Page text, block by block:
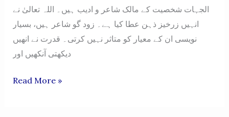
الجہات شخصیت کے مالک شاعر و ادیب ہیں۔ اللہ تعالیٰ نے
انہیں زرخیز ذہن عطا کیا ہے۔ زود گو شاعر ہیں، بسیار
نویسی ان کے معیار کو متاثر نہیں کرتی۔ قدرت نے انھیں
دیکھتی آنکھیں اور
AAJ
Read More »